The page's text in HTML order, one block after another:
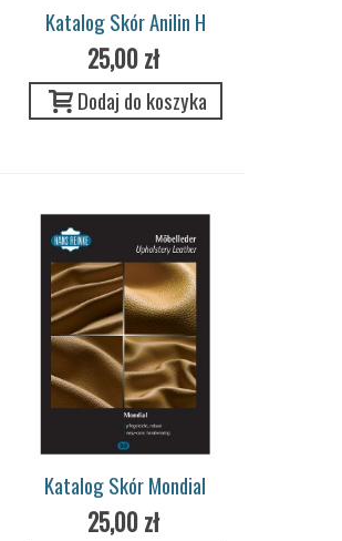
Katalog Skór Anilin H
25,00 zł
Dodaj do koszyka
Katalog Skór Mondial
25,00 zł